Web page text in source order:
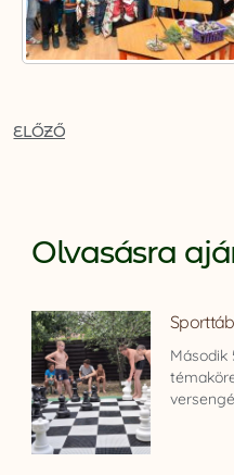
ELŐZŐ
Olvasásra
Második